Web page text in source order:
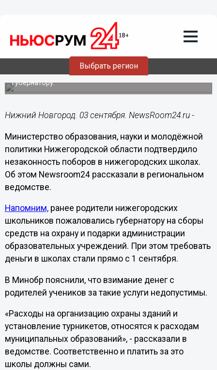
Выбрать регион
Минобр подтвердил незаконность
поборов на охрану в нижегородских
школах
Родители школьников обратились с жалобами к
губернатору.
Нижний Новгород. 03 сентября. NewsRoom24.ru -
Министерство образования, науки и молодёжной
политики Нижегородской области подтвердило
незаконность поборов в нижегородских школах.
Об этом Newsroom24 рассказали в региональном
ведомстве.
Напомним,ранее родители нижегородских
школьников пожаловались губернатору на сборы
средств на охрану и подарки администрации
образовательных учреждений. При этом требовать
деньги в школах стали прямо с 1 сентября.
В Минобр пояснили, что взимание денег с
родителей учеников за такие услуги недопустимы.
«Расходы на организацию охраны зданий и
установление турникетов, относятся к расходам
муниципальных образований», - рассказали в
ведомстве. Соответственно и платить за это
школы должны сами.